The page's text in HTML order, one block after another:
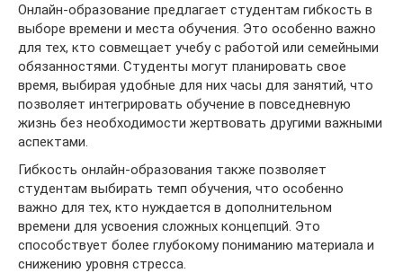
Онлайн-образование предлагает студентам гибкость в
выборе времени и места обучения. Это особенно важно
для тех, кто совмещает учебу с работой или семейными
обязанностями. Студенты могут планировать свое
время, выбирая удобные для них часы для занятий, что
позволяет интегрировать обучение в повседневную
жизнь без необходимости жертвовать другими важными
аспектами.
Гибкость онлайн-образования также позволяет
студентам выбирать темп обучения, что особенно
важно для тех, кто нуждается в дополнительном
времени для усвоения сложных концепций. Это
способствует более глубокому пониманию материала и
снижению уровня стресса.